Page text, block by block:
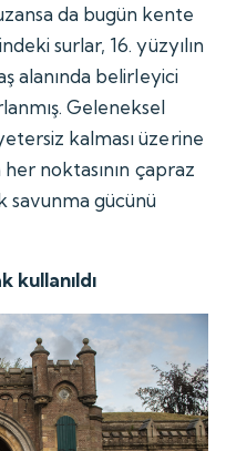
da bugün kente
surlar, 16. yüzyılın
alanında belirleyici
Geleneksel
kalması üzerine
her noktasının çapraz
savunma gücünü
kullanıldı